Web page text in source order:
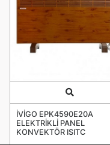
Quick View
İVİGO EPK4590E20A
ELEKTRİKLİ PANEL
KONVEKTÖR ISITC